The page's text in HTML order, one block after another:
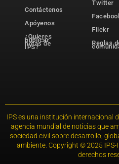
Contáctenos
Apóyenos
¿Quieres
publicar
notas de
IPS?
Twitter
Flickr
Reglas
IPS es una institución internacional
agencia mundial de noticias que
sociedad civil sobre desarrollo,
ambiente. Copyright © 2025 IPS-
derechos